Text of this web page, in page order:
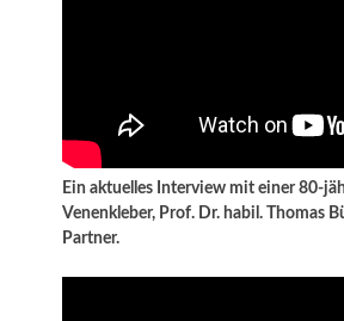
Ein aktuelles Interview mit einer 80-
Venenkleber, Prof. Dr. habil. Thomas
Partner.